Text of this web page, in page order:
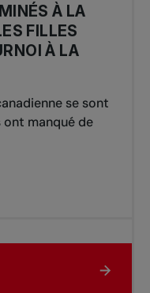
À LA
FILLES
À LA
se sont
ont manqué de